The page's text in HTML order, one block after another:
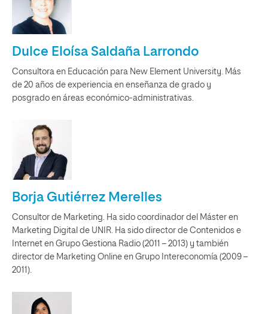
Dulce Eloísa Saldaña Larrondo
Consultora en Educación para New Element University. Más
de 20 años de experiencia en enseñanza de grado y
posgrado en áreas económico-administrativas.
Borja Gutiérrez Merelles
Consultor de Marketing. Ha sido coordinador del Máster en
Marketing Digital de UNIR. Ha sido director de Contenidos e
Internet en Grupo Gestiona Radio (2011 – 2013) y también
director de Marketing Online en Grupo Intereconomía (2009 –
2011).